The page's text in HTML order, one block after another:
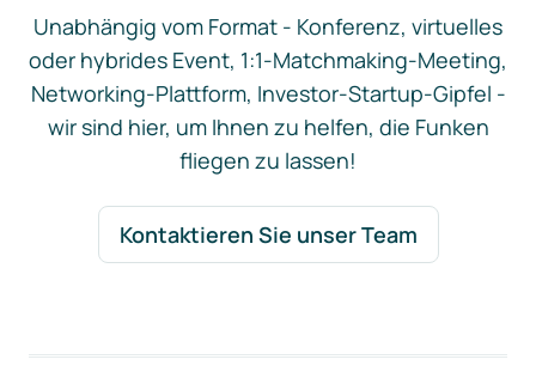
Unabhängig vom Format - Konferenz, virtuelles
oder hybrides Event, 1:1-Matchmaking-Meeting,
Networking-Plattform, Investor-Startup-Gipfel -
wir sind hier, um Ihnen zu helfen, die Funken
fliegen zu lassen!
Kontaktieren Sie unser Team